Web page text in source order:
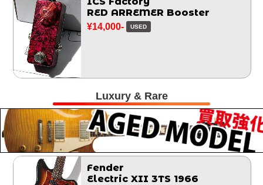
RED ARREMER Booster
¥14,000- USED
Luxury & Rare
Fender
Electric XII 3TS 1966